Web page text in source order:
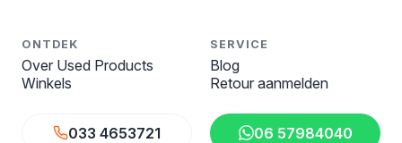
ONTDEK
Over Used Products
Winkels
SERVICE
Blog
Retour aanmelden
033 4653721 06 57984040